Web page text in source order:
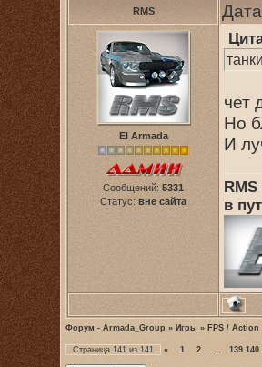
RMS
El Armada
Сообщений: 5331
Статус: вне сайта
чет
Но
И
в
Форум - Armada_Group » Игры » FPS / Action
Страница 141 из 141 « 1 2 … 139 140